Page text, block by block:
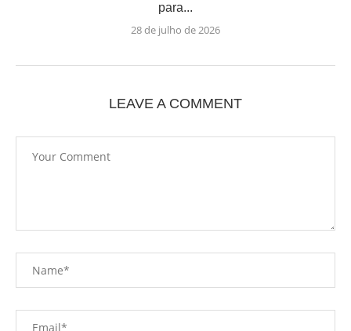
para...
28 de julho de 2026
LEAVE A COMMENT